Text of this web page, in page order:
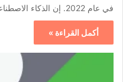
في عام 2022. إن الذكاء الاصطناعي مجال…
أكمل القراءة »